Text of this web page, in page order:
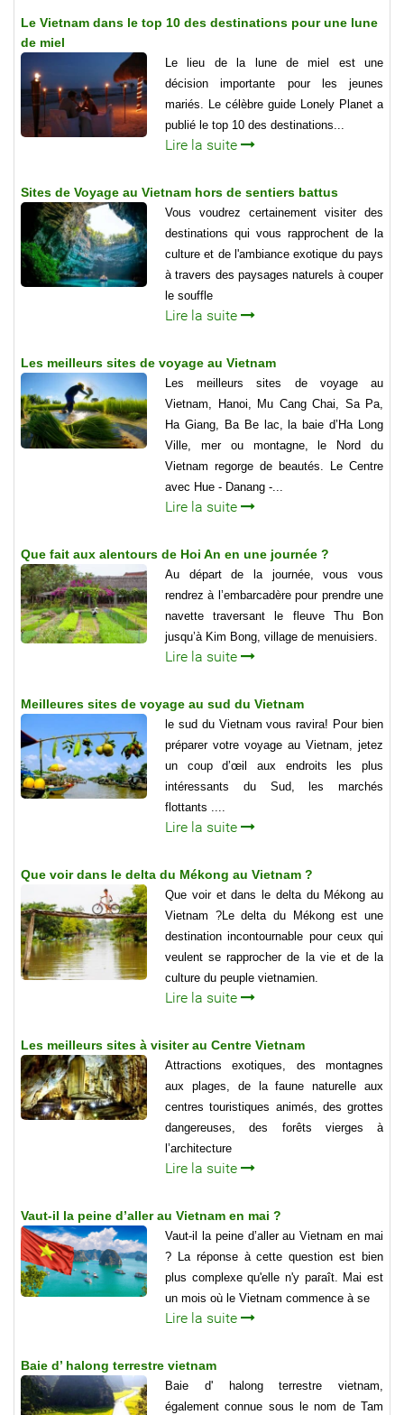
Le Vietnam dans le top 10 des destinations pour une lune
de miel
Le lieu de la lune de miel est une
décision importante pour les jeunes
mariés. Le célèbre guide Lonely Planet a
publié le top 10 des destinations...
Lire la suite
Sites de Voyage au Vietnam hors de sentiers battus
Vous voudrez certainement visiter des
destinations qui vous rapprochent de la
culture et de l'ambiance exotique du pays
à travers des paysages naturels à couper
le souffle
Lire la suite
Les meilleurs sites de voyage au Vietnam
Les meilleurs sites de voyage au
Vietnam, Hanoi, Mu Cang Chai, Sa Pa,
Ha Giang, Ba Be lac, la baie d’Ha Long
Ville, mer ou montagne, le Nord du
Vietnam regorge de beautés. Le Centre
avec Hue - Danang -...
Lire la suite
Que fait aux alentours de Hoi An en une journée ?
Au départ de la journée, vous vous
rendrez à l’embarcadère pour prendre une
navette traversant le fleuve Thu Bon
jusqu’à Kim Bong, village de menuisiers.
Lire la suite
Meilleures sites de voyage au sud du Vietnam
le sud du Vietnam vous ravira! Pour bien
préparer votre voyage au Vietnam, jetez
un coup d’œil aux endroits les plus
intéressants du Sud, les marchés
flottants ....
Lire la suite
Que voir dans le delta du Mékong au Vietnam ?
Que voir et dans le delta du Mékong au
Vietnam ?Le delta du Mékong est une
destination incontournable pour ceux qui
veulent se rapprocher de la vie et de la
culture du peuple vietnamien.
Lire la suite
Les meilleurs sites à visiter au Centre Vietnam
Attractions exotiques, des montagnes
aux plages, de la faune naturelle aux
centres touristiques animés, des grottes
dangereuses, des forêts vierges à
l’architecture
Lire la suite
Vaut-il la peine d’aller au Vietnam en mai ?
Vaut-il la peine d’aller au Vietnam en mai
? La réponse à cette question est bien
plus complexe qu'elle n'y paraît. Mai est
un mois où le Vietnam commence à se
Lire la suite
Baie d’ halong terrestre vietnam
Baie d' halong terrestre vietnam,
également connue sous le nom de Tam